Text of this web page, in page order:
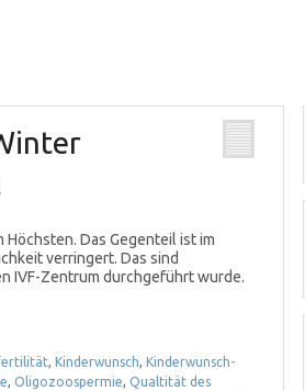
.
Das Gegenteil ist im
verringert. Das sind
IVF-Zentrum durchgeführt wurde.
, Kinderwunsch, Kinderwunsch-
, Oligozoospermie, Qualtität des